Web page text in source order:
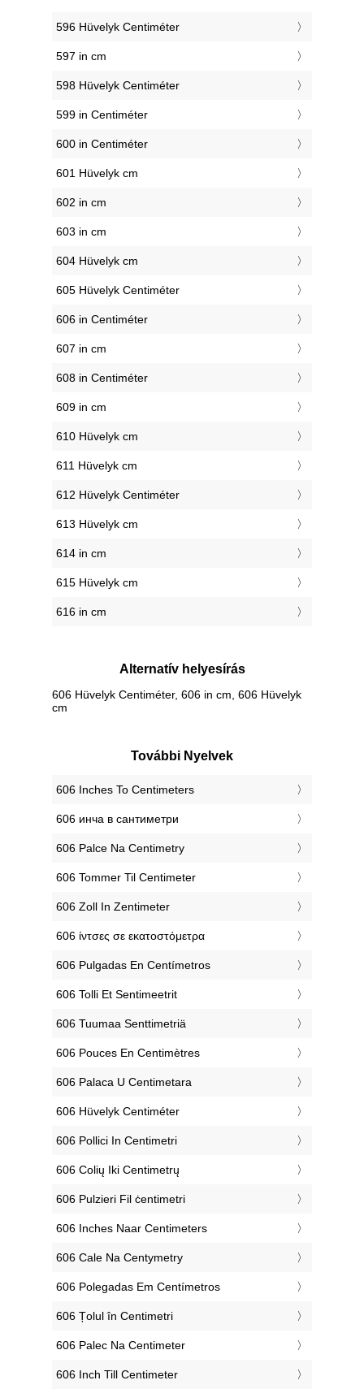
596 Hüvelyk Centiméter
597 in cm
598 Hüvelyk Centiméter
599 in Centiméter
600 in Centiméter
601 Hüvelyk cm
602 in cm
603 in cm
604 Hüvelyk cm
605 Hüvelyk Centiméter
606 in Centiméter
607 in cm
608 in Centiméter
609 in cm
610 Hüvelyk cm
611 Hüvelyk cm
612 Hüvelyk Centiméter
613 Hüvelyk cm
614 in cm
615 Hüvelyk cm
616 in cm
Alternatív helyesírás
606 Hüvelyk Centiméter, 606 in cm, 606 Hüvelyk
cm
További Nyelvek
‎606 Inches To Centimeters
‎606 инча в сантиметри
‎606 Palce Na Centimetry
‎606 Tommer Til Centimeter
‎606 Zoll In Zentimeter
‎606 ίντσες σε εκατοστόμετρα
‎606 Pulgadas En Centímetros
‎606 Tolli Et Sentimeetrit
‎606 Tuumaa Senttimetriä
‎606 Pouces En Centimètres
‎606 Palaca U Centimetara
‎606 Hüvelyk Centiméter
‎606 Pollici In Centimetri
‎606 Colių Iki Centimetrų
‎606 Pulzieri Fil ċentimetri
‎606 Inches Naar Centimeters
‎606 Cale Na Centymetry
‎606 Polegadas Em Centímetros
‎606 Țolul în Centimetri
‎606 Palec Na Centimeter
‎606 Inch Till Centimeter